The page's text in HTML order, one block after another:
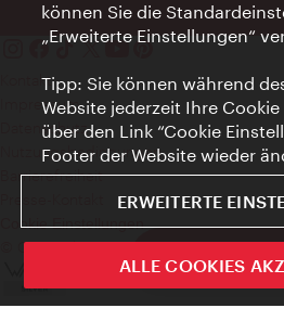
ivie - Die
Kontakt
Impressum
Datenschutz
Nutzungsbedingungen
Barrierefreiheit
Cookie Einstellungen
© Copyright WienTourismus
können Sie die
„Erweiterte Einstellungen“
Tipp: Sie können während
Website jederzeit Ihre
über den Link “Cookie
Footer der Website wieder
ERWEITERTE
ALLE COOKIES